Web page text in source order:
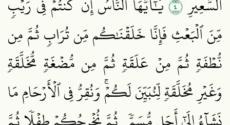
مِّنَ ٱلۡبَعۡثِ فَإِنَّا خَلَقۡنَٰكُم مِّن تُرَابٖ ثُمَّ مِن
نُّطۡفَةٖ ثُمَّ مِنۡ عَلَقَةٖ ثُمَّ مِن مُّضۡغَةٖ مُّخَلَّقَةٖ
وَغَيۡرِ مُخَلَّقَةٖ لِّنُبَيِّنَ لَكُمۡۚ وَنُقِرُّ فِي ٱلۡأَرۡحَامِ مَا